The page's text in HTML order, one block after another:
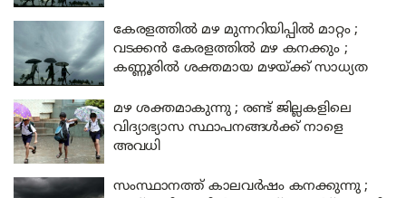
കേരളത്തിൽ മഴ മുന്നറിയിപ്പിൽ മാറ്റം ;
വടക്കൻ കേരളത്തിൽ മഴ കനക്കും ;
കണ്ണൂരിൽ ശക്തമായ മഴയ്ക്ക് സാധ്യത
മഴ ശക്തമാകുന്നു ; രണ്ട് ജില്ലകളിലെ
വിദ്യാഭ്യാസ സ്ഥാപനങ്ങൾക്ക് നാളെ
അവധി
സംസ്ഥാനത്ത് കാലവർഷം കനക്കുന്നു ;